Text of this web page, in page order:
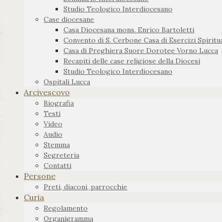
Studio Teologico Interdiocesano
Case diocesane
Casa Diocesana mons. Enrico Bartoletti
Convento di S. Cerbone Casa di Esercizi
Casa di Preghiera Suore Dorotee Vorno Lucca
Recapiti delle case religiose della Diocesi
Studio Teologico Interdiocesano
Ospitali Lucca
Arcivescovo
Biografia
Testi
Video
Audio
Stemma
Segreteria
Contatti
Persone
Preti, diaconi, parrocchie
Curia
Regolamento
Organigramma